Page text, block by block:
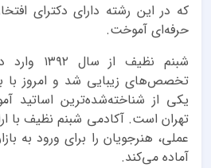
که در این رشته دارای دکترای
حرفه‌ای آموخت.
شبنم
تخصص‌های زیبایی شد و امروز با
یکی از شناخته‌شده‌ترین اساتید
تهران است. آکادمی شبنم نظیف با
عملی، هنرجویان را برای ورود به
آماده می‌کند.